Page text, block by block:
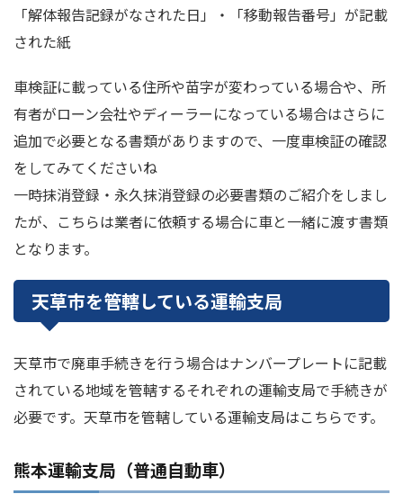
「解体報告記録がなされた日」・「移動報告番号」が記載
された紙
車検証に載っている住所や苗字が変わっている場合や、所
有者がローン会社やディーラーになっている場合はさらに
追加で必要となる書類がありますので、一度車検証の確認
をしてみてくださいね
一時抹消登録・永久抹消登録の必要書類のご紹介をしまし
たが、こちらは業者に依頼する場合に車と一緒に渡す書類
となります。
天草市を管轄している運輸支局
天草市で廃車手続きを行う場合はナンバープレートに記載
されている地域を管轄するそれぞれの運輸支局で手続きが
必要です。天草市を管轄している運輸支局はこちらです。
熊本運輸支局（普通自動車）